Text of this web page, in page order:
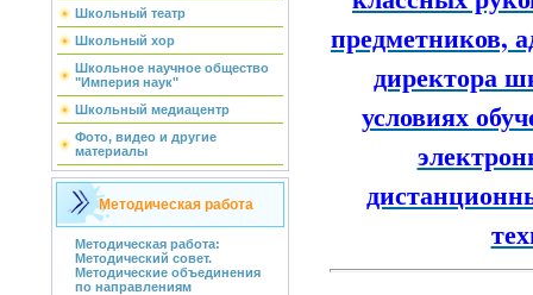
Школьный театр
Школьный хор
Школьное научное общество
"Империя наук"
Школьный медиацентр
Фото, видео и другие
материалы
Методическая работа
Методическая работа:
Методический совет.
Методические объединения
по направлениям
предметников,
директора
условиях